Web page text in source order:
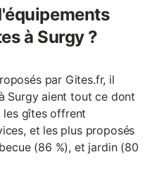
à Surgy ?
par Gites.fr, il
Surgy aient tout ce dont
les gîtes offrent
et les plus proposés
(86 %), et jardin (80